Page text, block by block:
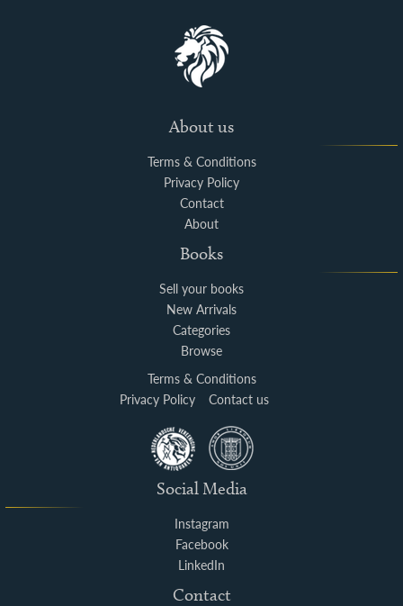
About us
Terms & Conditions
Privacy Policy
Contact
About
Books
Sell your books
New Arrivals
Categories
Browse
Terms & Conditions
Privacy Policy
Contact us
Social Media
Instagram
Facebook
LinkedIn
Contact